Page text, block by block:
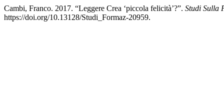
Cambi, Franco. 2017. “Leggere Crea ‘piccola felicità’?”. Studi Sulla
https://doi.org/10.13128/Studi_Formaz-20959.